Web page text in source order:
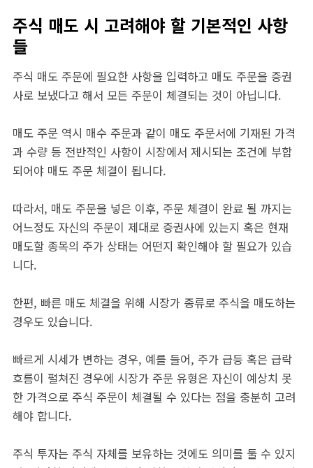
주식 매도 시 고려해야 할 기본적인 사항
들
주식 매도 주문에 필요한 사항을 입력하고 매도 주문을 증권
사로 보냈다고 해서 모든 주문이 체결되는 것이 아닙니다.
매도 주문 역시 매수 주문과 같이 매도 주문서에 기재된 가격
과 수량 등 전반적인 사항이 시장에서 제시되는 조건에 부합
되어야 매도 주문 체결이 됩니다.
따라서, 매도 주문을 넣은 이후, 주문 체결이 완료 될 까지는
어느정도 자신의 주문이 제대로 증권사에 있는지 혹은 현재
매도할 종목의 주가 상태는 어떤지 확인해야 할 필요가 있습
니다.
한편, 빠른 매도 체결을 위해 시장가 종류로 주식을 매도하는
경우도 있습니다.
빠르게 시세가 변하는 경우, 예를 들어, 주가 급등 혹은 급락
흐름이 펼쳐진 경우에 시장가 주문 유형은 자신이 예상치 못
한 가격으로 주식 주문이 체결될 수 있다는 점을 충분히 고려
해야 합니다.
주식 투자는 주식 자체를 보유하는 것에도 의미를 둘 수 있지